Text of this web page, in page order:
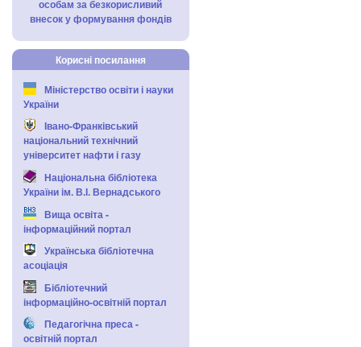
особам за безкорисливий
внесок у формування фондів
Корисні посилання
Міністерство освіти і науки
України
Івано-Франківський
національний технічний
університет нафти і газу
Національна бібліотека
України ім. В.І. Вернадського
Вища освіта -
інформаційний портал
Українська бібліотечна
асоціація
Бібліотечний
інформаційно-освітній портал
Педагогічна преса -
освітній портал